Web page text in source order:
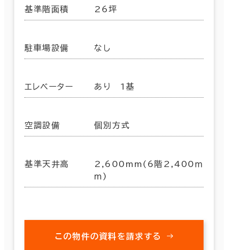
基準階面積 26坪
駐車場設備 なし
エレベーター あり 1基
空調設備 個別方式
基準天井高
2,600mm(6階2,400ｍ
ｍ)
この物件の資料を請求する